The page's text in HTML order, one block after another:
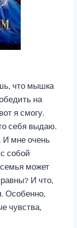
что мышка
на
я смогу.
себя выдаю.
И мне очень
собой
может
И что,
Особенно,
чувства,